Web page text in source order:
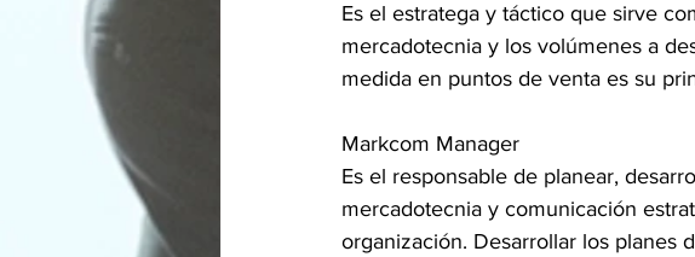
Es el estratega y táctico que sirve
mercadotecnia y los volúmenes a
medida en puntos de venta es su
Markcom Manager
Es el responsable de planear,
mercadotecnia y comunicación
organización. Desarrollar los planes